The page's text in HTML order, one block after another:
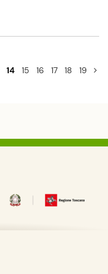
14 15 16 17 18 19